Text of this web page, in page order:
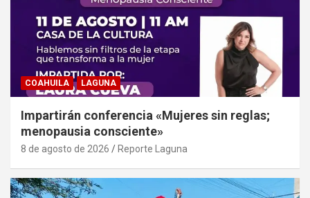
COAHUILA LAGUNA
Impartirán conferencia «Mujeres sin reglas;
menopausia consciente»
8 de agosto de 2026 Reporte Laguna